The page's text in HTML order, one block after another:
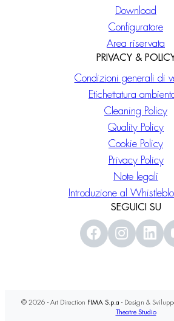
Download
Configuratore
Area riservata
PRIVACY &
Condizioni generali di
Etichettatura
Cleaning Policy
Quality Policy
Cookie Policy
Privacy Policy
Note legali
Introduzione al
SEGUICI SU
© 2026 - Art Direction FIMA S.p.a - Design &
Theatre Studio